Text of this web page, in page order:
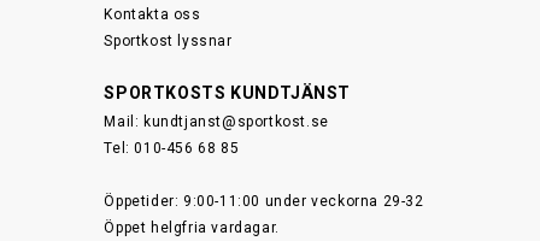
Kontakta oss
Sportkost lyssnar
SPORTKOSTS KUNDTJÄNST
Mail: kundtjanst@sportkost.se
Tel: 010-456 68 85
Öppetider: 9:00-11:00 under veckorna 29-32
Öppet helgfria vardagar.